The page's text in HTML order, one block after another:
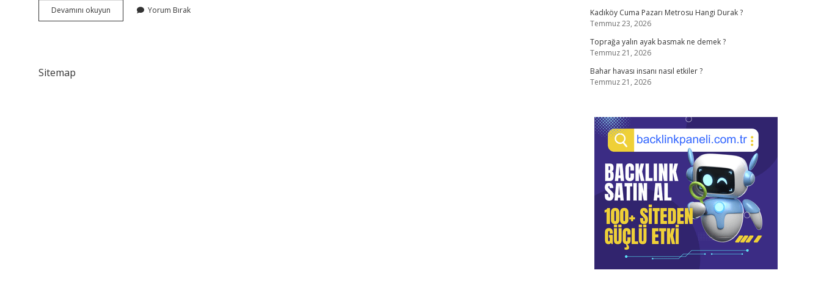
Devamını okuyun Tosunun
Sözlük
Yorum Bırak
Sitemap
Kadıköy Cuma Pazarı Metrosu Hangi Durak ?
Temmuz 23, 2026
Toprağa yalın ayak basmak ne demek ?
Temmuz 21, 2026
Bahar havası insanı nasıl etkiler ?
Temmuz 21, 2026